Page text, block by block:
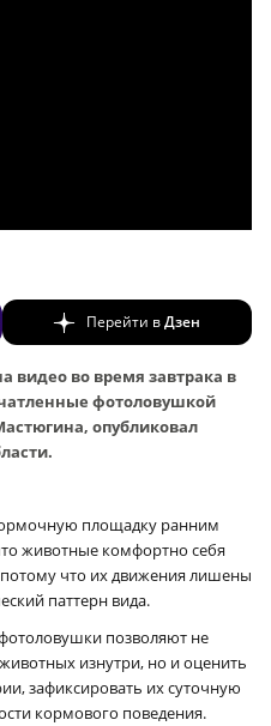
Перейти вДзен
видео во время завтрака в
фотоловушкой
опубликовал
площадку ранним
животные комфортно себя
потому что их движения лишены
паттерн вида.
позволяют не
изнутри, но и оценить
зафиксировать их суточную
кормового поведения.